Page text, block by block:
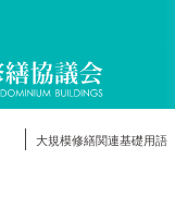
大規模修繕関連基礎用語